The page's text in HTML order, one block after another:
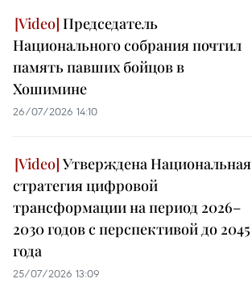
Председатель
Национального собрания почтил
память павших бойцов в
Хошимине
26/07/2026 14:10
Утверждена Национальная
стратегия цифровой
трансформации на период 2026–
2030 годов с перспективой до 2045
года
25/07/2026 13:09